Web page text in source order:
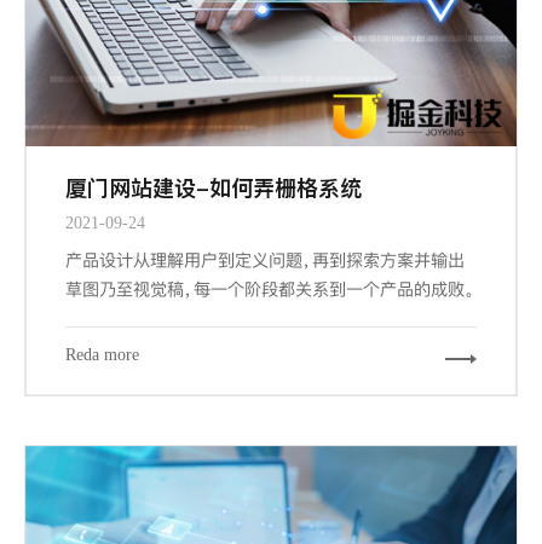
厦门网站建设-如何弄栅格系统
2021-09-24
产品设计从理解用户到定义问题，再到探索方案并输出
草图乃至视觉稿，每一个阶段都关系到一个产品的成败。
阶段，也是最大程度占据我们工作场景的内容。其中关键
Reda more